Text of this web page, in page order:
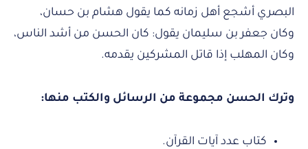
البصري أشجع أهل زمانه كما يقول هشام بن حسان،
وكان جعفر بن سليمان يقول: كان الحسن من أشد الناس،
وكان المهلب إذا قاتل المشركين يقدمه.
وترك الحسن مجموعة من الرسائل والكتب منها:
كتاب عدد آيات القرآن.